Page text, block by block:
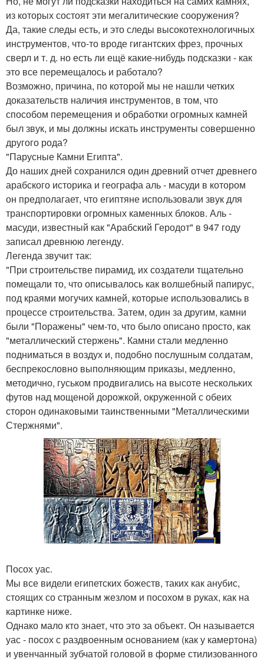
из которых состоят эти мегалитические сооружения?
Да, такие следы есть, и это следы высокотехнологичных
инструментов, что-то вроде гигантских фрез, прочных
сверл и т. д. но есть ли ещё какие-нибудь подсказки - как
это все перемещалось и работало?
Возможно, причина, по которой мы не нашли четких
доказательств наличия инструментов, в том, что
способом перемещения и обработки огромных камней
был звук, и мы должны искать инструменты совершенно
другого рода?
"Парусные Камни Египта".
До наших дней сохранился один древний отчет древнего
арабского историка и географа аль - масуди в котором
он предполагает, что египтяне использовали звук для
транспортировки огромных каменных блоков. Аль -
масуди, известный как "Арабский Геродот" в 947 году
записал древнюю легенду.
Легенда звучит так:
"При строительстве пирамид, их создатели тщательно
помещали то, что описывалось как волшебный папирус,
под краями могучих камней, которые использовались в
процессе строительства. Затем, один за другим, камни
были "Поражены" чем-то, что было описано просто, как
"металлический стержень". Камни стали медленно
подниматься в воздух и, подобно послушным солдатам,
беспрекословно выполняющим приказы, медленно,
методично, гуськом продвигались на высоте нескольких
футов над мощеной дорожкой, окруженной с обеих
сторон одинаковыми таинственными "Металлическими
Стержнями".
Посох уас.
Мы все видели египетских божеств, таких как анубис,
стоящих со странным жезлом и посохом в руках, как на
картинке ниже.
Однако мало кто знает, что это за объект. Он называется
уас - посох с раздвоенным основанием (как у камертона)
и увенчанный зубчатой головой в форме стилизованного